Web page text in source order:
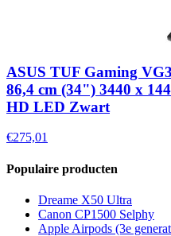
ASUS TUF Gaming
86,4 cm (34") 3440 x
HD LED Zwart
€275,01
Populaire producten
Dreame X50 Ultra
Canon CP1500 Selphy
Apple Airpods (3e